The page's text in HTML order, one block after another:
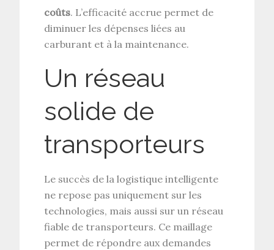
coûts. L’efficacité accrue permet de
diminuer les dépenses liées au
carburant et à la maintenance.
Un réseau
solide de
transporteurs
Le succès de la logistique intelligente
ne repose pas uniquement sur les
technologies, mais aussi sur un réseau
fiable de transporteurs. Ce maillage
permet de répondre aux demandes